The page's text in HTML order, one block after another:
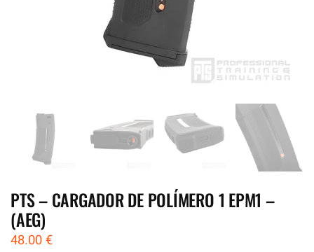
PTS – CARGADOR DE POLÍMERO 1 EPM1 –
(AEG)
48.00€